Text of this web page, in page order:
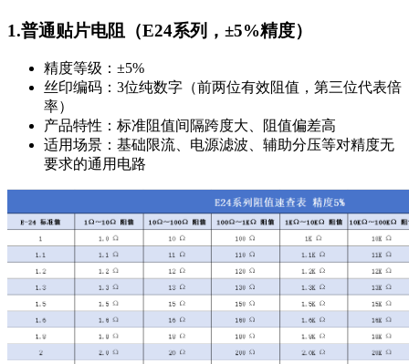
1.普通贴片电阻（E24系列，±5%精度）
精度等级：±5%
丝印编码：3位纯数字（前两位有效阻值，第三位代表倍
率）
产品特性：标准阻值间隔跨度大、阻值偏差高
适用场景：基础限流、电源滤波、辅助分压等对精度无
要求的通用电路